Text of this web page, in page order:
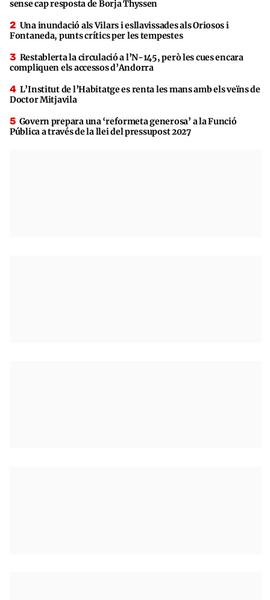
sense cap resposta de Borja Thyssen
Una inundació als Vilars i esllavissades als Oriosos i
Fontaneda, punts crítics per les tempestes
Restablerta la circulació a l’N-145, però les cues encara
compliquen els accessos d’Andorra
L’Institut de l’Habitatge es renta les mans amb els veïns de
Doctor Mitjavila
Govern prepara una ‘reformeta generosa’ a la Funció
Pública a través de la llei del pressupost 2027